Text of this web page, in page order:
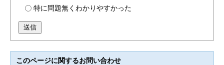
特に問題無くわかりやすかった
送信
このページに関するお問い合わせ